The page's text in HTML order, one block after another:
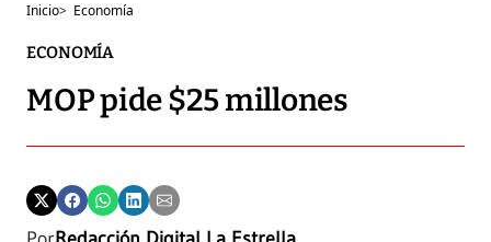
Inicio> Economía
ECONOMÍA
MOP pide $25 millones